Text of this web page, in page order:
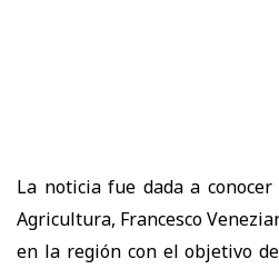
La noticia fue dada a
Agricultura, Francesco
en la región con el objetivo